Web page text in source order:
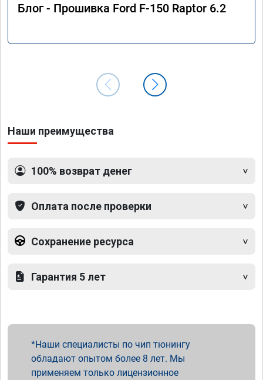
Блог - Прошивка Ford F-150 Raptor 6.2
Наши преимущества
100% возврат денег
Оплата после проверки
Сохранение ресурса
Гарантия 5 лет
Наши специалисты по чип тюнингу
обладают опытом более 8 лет. Мы
применяем только лицензионное